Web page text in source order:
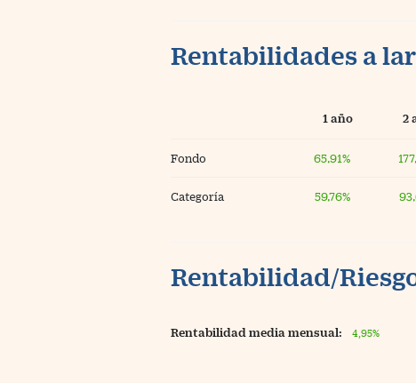
Rentabilidades a
1 año 2
Fondo 65,91%
Categoría 59,76%
Rentabilidad/
Rentabilidad media mensual: 4,95%